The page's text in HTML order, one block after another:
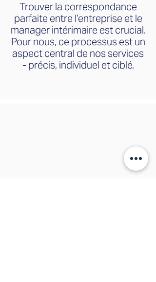
Trouver la correspondance
parfaite entre l’entreprise et le
manager intérimaire est crucial.
Pour nous, ce processus est un
aspect central de nos services
- précis, individuel et ciblé.